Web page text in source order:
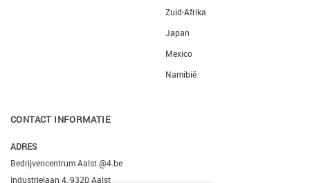
Zuid-Afrika
Japan
Mexico
Namibië
CONTACT INFORMATIE
ADRES
Bedrijvencentrum Aalst @4.be
Industrielaan 4, 9320 Aalst